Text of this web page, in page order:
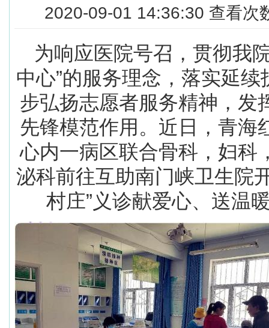
2020-09-01 14:36:30 查看次
为响应医院号召，贯彻我
中心”的服务理念，落实延续
步弘扬志愿者服务精神，发
先锋模范作用。近日，青海
心内一病区联合骨科，妇科
泌科前往互助南门峡卫生院
村庄”义诊献爱心、送温